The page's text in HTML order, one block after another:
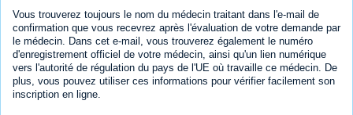
Vous trouverez toujours le nom du médecin traitant dans l'e-mail de
confirmation que vous recevrez après l'évaluation de votre demande par
le médecin. Dans cet e-mail, vous trouverez également le numéro
d'enregistrement officiel de votre médecin, ainsi qu'un lien numérique
vers l'autorité de régulation du pays de l'UE où travaille ce médecin. De
plus, vous pouvez utiliser ces informations pour vérifier facilement son
inscription en ligne.